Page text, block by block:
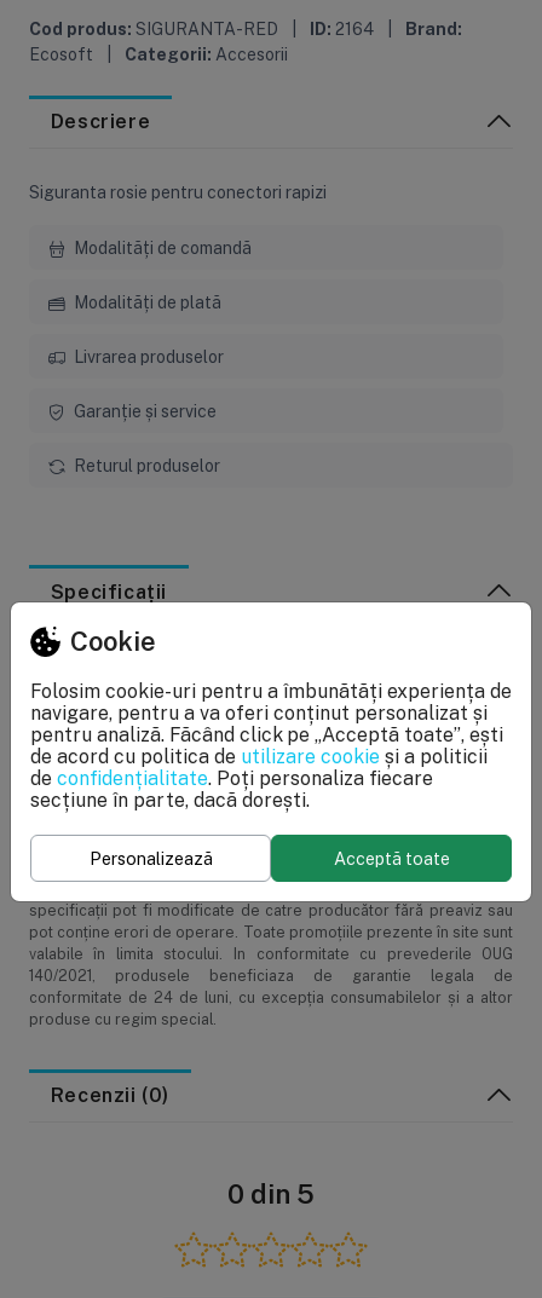
Cod produs: SIGURANTA-RED ID: 2164
Brand:
Ecosoft
Categorii: Accesorii
Descriere
Siguranta rosie pentru conectori rapizi
Modalități de comandă
Modalități de plată
Livrarea produselor
Garanție și service
Returul produselor
Specificații
Caracteristici generale
Greutate pachet 0.01 kg
Garanţie 24 luni
acurateţea informaţiilor din acestă pagină. Rareori acestea pot
conţine inadvertenţe: fotografia are caracter informativ şi poate
specificaţii pot fi modificate de catre producător fără preaviz sau
pot conţine erori de operare. Toate promoţiile prezente în site sunt
valabile în limita stocului. In conformitate cu prevederile OUG
140/2021, produsele beneficiaza de garantie legala de
conformitate de 24 de luni, cu excepția consumabilelor și a altor
produse cu regim special.
Recenzii (0)
0 din 5
Cookie
Folosim cookie-uri pentru a îmbunătăți experiența de
navigare, pentru a va oferi conținut personalizat și
pentru analiză. Făcând click pe „Acceptă toate”, ești
de acord cu politica de utilizare cookie și a politicii
de confidențialitate. Poți personaliza fiecare
secțiune în parte, dacă dorești.
Personalizează Acceptă toate